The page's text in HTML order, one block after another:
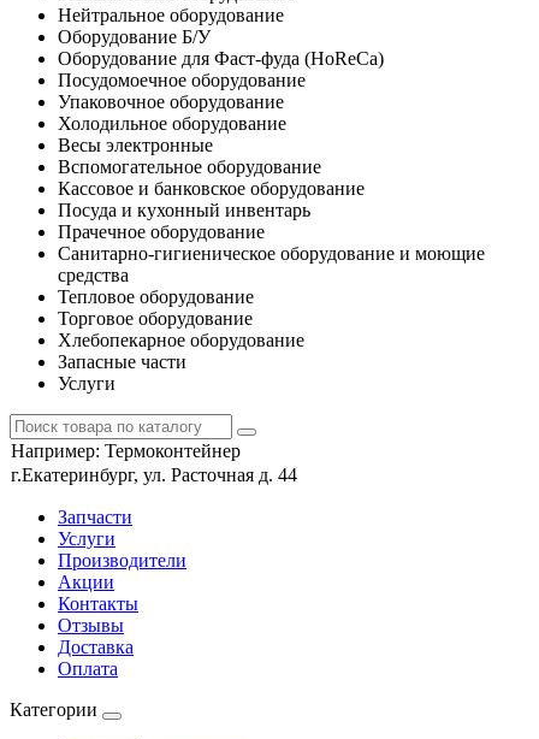
Нейтральное оборудование
Оборудование Б/У
Оборудование для Фаст-фуда (HoReCa)
Посудомоечное оборудование
Упаковочное оборудование
Холодильное оборудование
Весы электронные
Вспомогательное оборудование
Кассовое и банковское оборудование
Посуда и кухонный инвентарь
Прачечное оборудование
Санитарно-гигиеническое оборудование и моющие
средства
Тепловое оборудование
Торговое оборудование
Хлебопекарное оборудование
Запасные части
Услуги
Например: Термоконтейнер
г.Екатеринбург, ул. Расточная д. 44
Запчасти
Услуги
Производители
Акции
Контакты
Отзывы
Доставка
Оплата
Категории